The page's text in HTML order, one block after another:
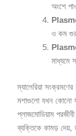
অংশে
ও কম
মাধ্যমে
ম্যালেরিয়া
মশাগুলো যখন কোনো
প্লাজমোডিয়াম
ব্যক্তিকে কামড় দেয়,